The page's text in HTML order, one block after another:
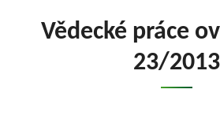
Vědecké práce
23/2013